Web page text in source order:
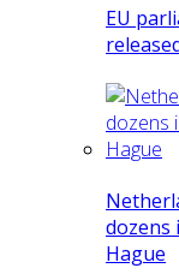
EU
dozens
Hague